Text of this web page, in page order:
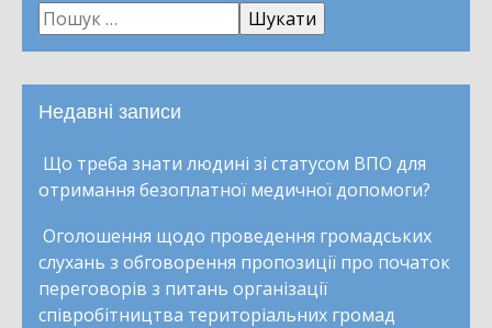
Недавні записи
Що треба знати людині зі статусом ВПО для
отримання безоплатної медичної допомоги?
Оголошення щодо проведення громадських
слухань з обговорення пропозиції про початок
переговорів з питань організації
співробітництва територіальних громад